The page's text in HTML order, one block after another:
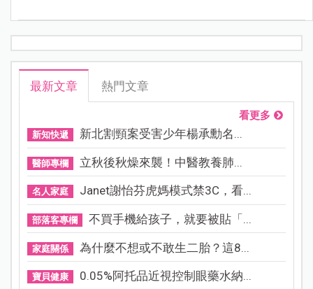
最新文章 熱門文章
看更多
新知快遞 新北割頸案受害少年楊承勳名...
醫師專欄 立秋後秋燥來襲！中醫教養肺...
名人家庭 Janet謝怡芬虎媽模式禁3C，看...
部落客專欄 不買手機給孩子，就要被貼「...
家庭關係 為什麼不想或不敢生二胎？這8...
寶貝健康 0.05%阿托品近視控制眼藥水納...